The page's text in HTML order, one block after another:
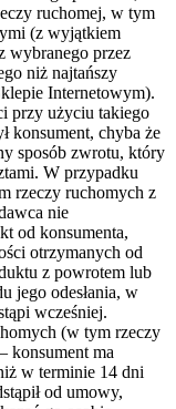
ruchomej, w tym
(z wyjątkiem
wybranego przez
niż najtańszy
Internetowym).
przy użyciu takiego
konsument, chyba że
sposób zwrotu, który
W przypadku
rzeczy ruchomych z
nie
od konsumenta,
otrzymanych od
z powrotem lub
jego odesłania, w
wcześniej.
(w tym rzeczy
konsument ma
w terminie 14 dni
od umowy,